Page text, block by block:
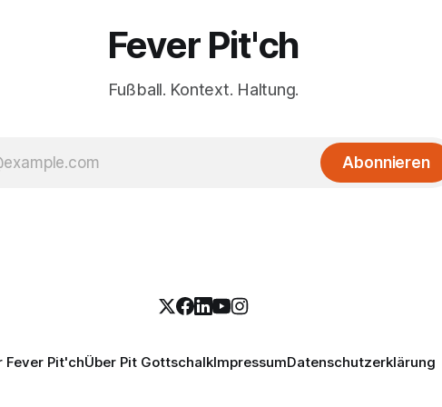
Fever Pit'ch
Fußball. Kontext. Haltung.
Abonnieren
Fever Pit'chÜber Pit GottschalkImpressumDatenschutzerklärung